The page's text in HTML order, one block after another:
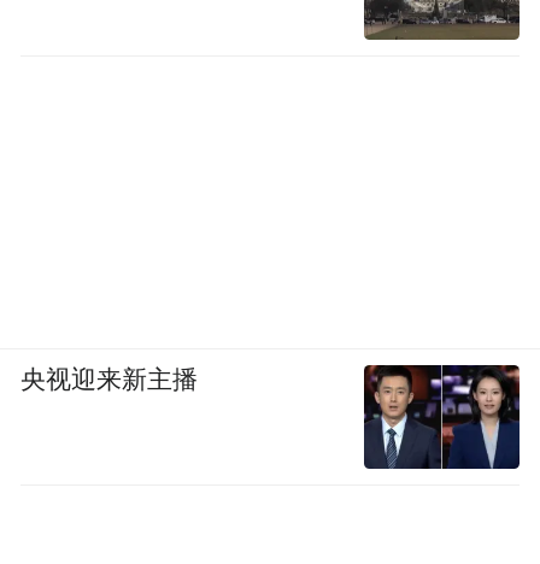
央视迎来新主播